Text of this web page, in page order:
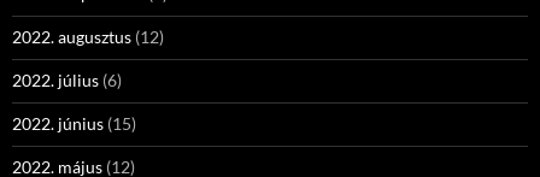
2022. augusztus (12)
2022. július (6)
2022. június (15)
2022. május (12)